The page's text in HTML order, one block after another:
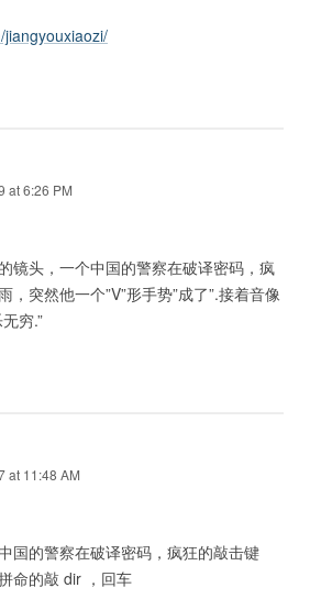
at 6:26 PM
镜头，一个中国的警察在破译密码，疯
，突然他一个”V”形手势”成了”.接着音像
穷.”
at 11:48 AM
国的警察在破译密码，疯狂的敲击键
命的敲 dir ，回车